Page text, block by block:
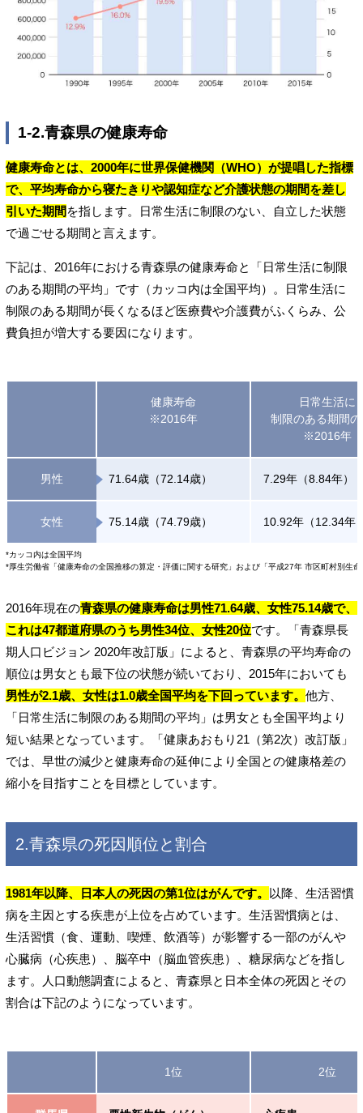
1-2.青森県の健康寿命
健康寿命とは、2000年に世界保健機関（WHO）が提唱した指標
で、平均寿命から寝たきりや認知症など介護状態の期間を差し
引いた期間 を指します。日常生活に制限のない、自立した状態
で過ごせる期間と言えます。
下記は、2016年における青森県の健康寿命と「日常生活に制限
のある期間の平均」です（カッコ内は全国平均）。日常生活に
制限のある期間が長くなるほど医療費や介護費がふくらみ、公
費負担が増大する要因になります。
健康寿命
※2016年
日常生活に
制限のある期間
※2016年
男性 71.64歳（72.14歳） 7.29年（8.84年）
女性 75.14歳（74.79歳） 10.92年（12.34年
*カッコ内は全国平均
*厚生労働省「健康寿命の全国推移の算定・評価に関する研究」および「平成27年 市区町村別生
2016年現在の青森県の健康寿命は男性71.64歳、女性75.14歳で、
これは47都道府県のうち男性34位、女性20位です。「青森県長
期人口ビジョン 2020年改訂版」によると、青森県の平均寿命の
順位は男女とも最下位の状態が続いており、2015年においても
男性が2.1歳、女性は1.0歳全国平均を下回っています。 他方、
「日常生活に制限のある期間の平均」は男女とも全国平均より
短い結果となっています。「健康あおもり21（第2次）改訂版」
では、早世の減少と健康寿命の延伸により全国との健康格差の
縮小を目指すことを目標としています。
2.青森県の死因順位と割合
1981年以降、日本人の死因の第1位はがんです。
以降、生活習慣
病を主因とする疾患が上位を占めています。生活習慣病とは、
生活習慣（食、運動、喫煙、飲酒等）が影響する一部のがんや
心臓病（心疾患）、脳卒中（脳血管疾患）、糖尿病などを指し
ます。人口動態調査によると、青森県と日本全体の死因とその
割合は下記のようになっています。
1位 2位